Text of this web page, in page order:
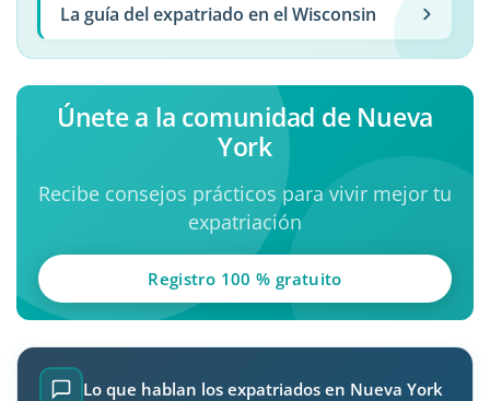
La guía del expatriado en el Wisconsin
Únete a la comunidad de Nueva
York
Recibe consejos prácticos para vivir mejor tu
expatriación
Registro 100 % gratuito
Lo que hablan los expatriados en Nueva York